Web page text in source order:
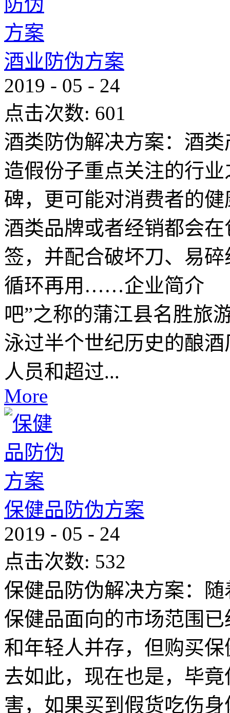
酒业防伪方案
2019 - 05 - 24
点击次数: 601
酒类防伪解决方案：酒
造假份子重点关注的行
碑，更可能对消费者的
酒类品牌或者经销都会
签，并配合破坏刀、易
循环再用……企业简介
吧”之称的蒲江县名胜旅
泳过半个世纪历史的酿
人员和超过...
More
保健品防伪方案
2019 - 05 - 24
点击次数: 532
保健品防伪解决方案：
保健品面向的市场范围
和年轻人并存，但购买
去如此，现在也是，毕
害，如果买到假货吃伤